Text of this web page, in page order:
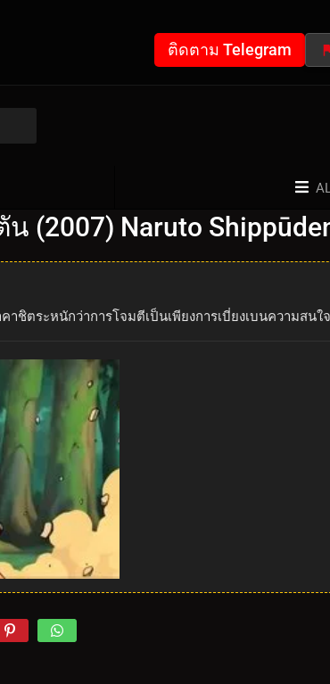
ติดตาม Telegram
(2007) Naruto
าชิตระหนักว่าการโจมตีเป็นเพียงการเบี่ยงเบนความสน